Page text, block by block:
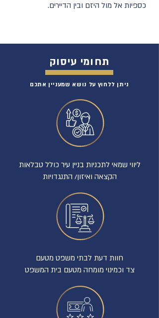
כספיות אל מול היזם ובין הדיירים.
תחומי עיסוק
ניתן ללחוץ על נושא שמעניין אתכם
ליווי שמאי לתכניות בניין עיר כולל טבלאות
הקצאה ואיזון/ התנגדויות
חוות דעת לבתי משפט מטעם
צד וכמינוי מומחה מטעם בית המשפט